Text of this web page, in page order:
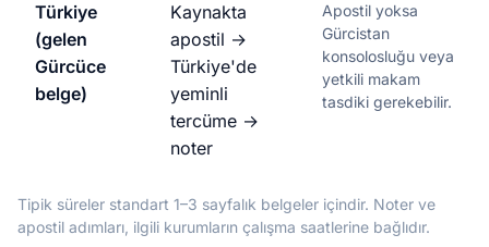
Türkiye
(gelen
Gürcüce
belge)
Kaynakta
apostil →
Türkiye'de
yeminli
tercüme →
noter
Apostil yoksa
Gürcistan
konsolosluğu veya
yetkili makam
tasdiki gerekebilir.
Tipik süreler standart 1–3 sayfalık belgeler içindir. Noter ve
apostil adımları, ilgili kurumların çalışma saatlerine bağlıdır.